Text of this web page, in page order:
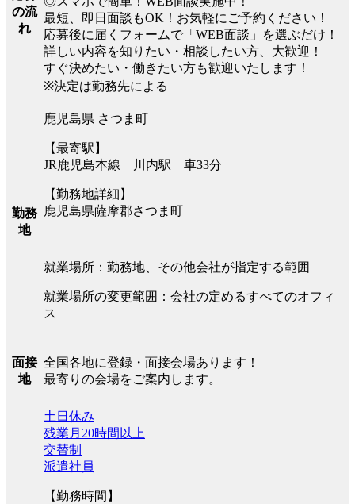
の流
れ
最短、即日面談もOK！お気軽にご予約ください！
応募後に届くフォームで「WEB面談」を選ぶだけ！
詳しい内容を知りたい・相談したい方、大歓迎！
すぐ決めたい・働きたい方も歓迎いたします！
※決定は勤務先による
勤務
地
鹿児島県 さつま町
【最寄駅】
JR鹿児島本線 川内駅 車33分
【勤務地詳細】
鹿児島県薩摩郡さつま町
就業場所：勤務地、その他会社が指定する範囲
就業場所の変更範囲：会社の定めるすべてのオフィ
ス
面接
地
全国各地に登録・面接会場あります！
最寄りの会場をご案内します。
土日休み
残業月20時間以上
交替制
派遣社員
【勤務時間】